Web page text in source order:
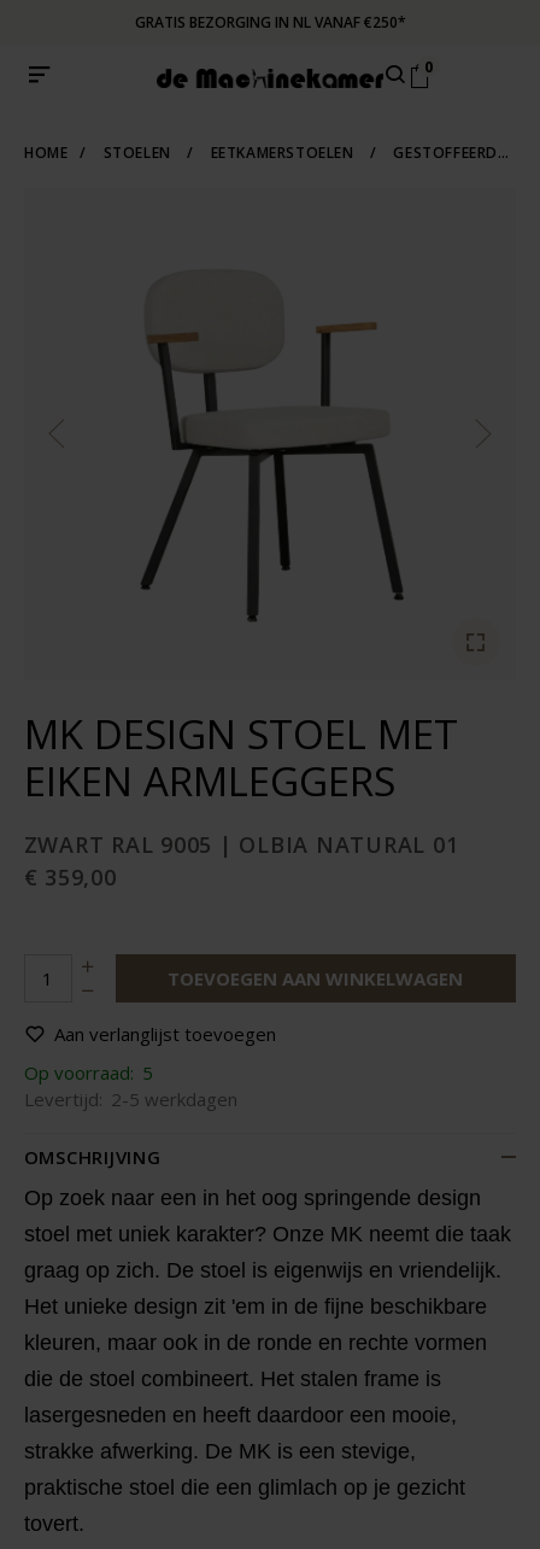
GRATIS BEZORGING IN NL VANAF €250*
0
HOME / STOELEN / EETKAMERSTOELEN / GESTOFFEERDE-EETKAMERSTOELEN
MK DESIGN STOEL MET
EIKEN ARMLEGGERS
ZWART RAL 9005 | OLBIA NATURAL 01
€ 359,00
TOEVOEGEN AAN WINKELWAGEN
Aan verlanglijst toevoegen
Op voorraad: 5
Levertijd: 2-5 werkdagen
OMSCHRIJVING
Op zoek naar een in het oog springende design
stoel met uniek karakter? Onze MK neemt die taak
graag op zich. De stoel is eigenwijs en vriendelijk.
Het unieke design zit 'em in de fijne beschikbare
kleuren, maar ook in de ronde en rechte vormen
die de stoel combineert. Het stalen frame is
lasergesneden en heeft daardoor een mooie,
strakke afwerking. De MK is een stevige,
praktische stoel die een glimlach op je gezicht
tovert.